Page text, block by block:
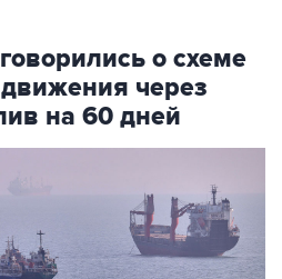
о схеме
через
на 60 дней